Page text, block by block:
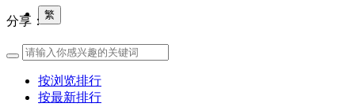
繁
分享：
按浏览排行
按最新排行